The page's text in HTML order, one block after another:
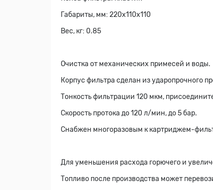
Габариты, мм: 220х110х110
Вес, кг: 0.85
Очистка от механических примесей и воды.
Корпус фильтра сделан из ударопрочного
Тонкость фильтрации 120 мкм,
Скорость протока до 120 л/мин, до 5 бар.
Снабжен многоразовым к картриджем-
Для уменьшения расхода горючего и
Топливо после производства может